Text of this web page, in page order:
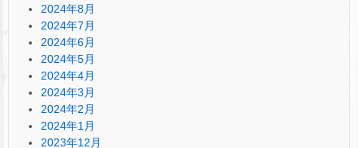
2024年8月
2024年7月
2024年6月
2024年5月
2024年4月
2024年3月
2024年2月
2024年1月
2023年12月